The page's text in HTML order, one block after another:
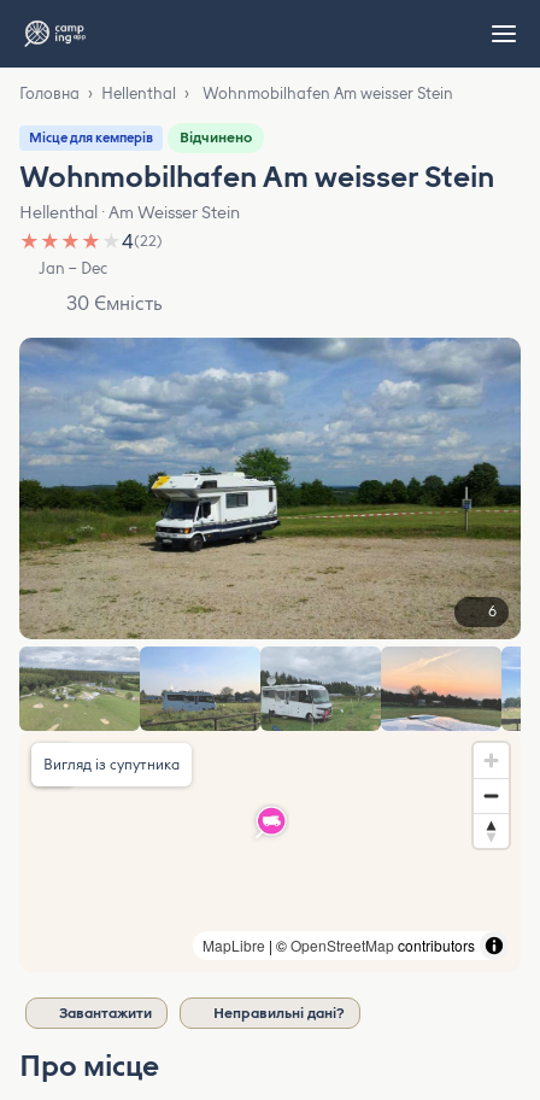
Головна › Hellenthal › Wohnmobilhafen Am weisser Stein
Місце для кемперів Відчинено
Wohnmobilhafen Am weisser Stein
Hellenthal · Am Weisser Stein
★ ★ ★ ★ ★4(22)
Jan – Dec
30 Ємність
6
MapLibre | ©OpenStreetMapcontributors
Вигляд із супутника
Завантажити Неправильні дані?
Про місце